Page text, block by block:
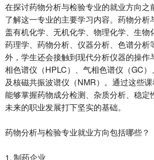
在探讨药物分析与检验专业的就业方向之
了解这一专业的主要学习内容。药物分析
盖有机化学、无机化学、物理化学、生物
药理学、药物分析、仪器分析、色谱分析
外，学生还会接触到现代分析仪器的操作
相色谱仪（HPLC）、气相色谱仪（GC
及核磁共振波谱仪（NMR）。通过这些
能够掌握药物成分检测、杂质分析、稳定
未来的职业发展打下坚实的基础。
药物分析与检验专业就业方向包括哪些？
1. 制药企业